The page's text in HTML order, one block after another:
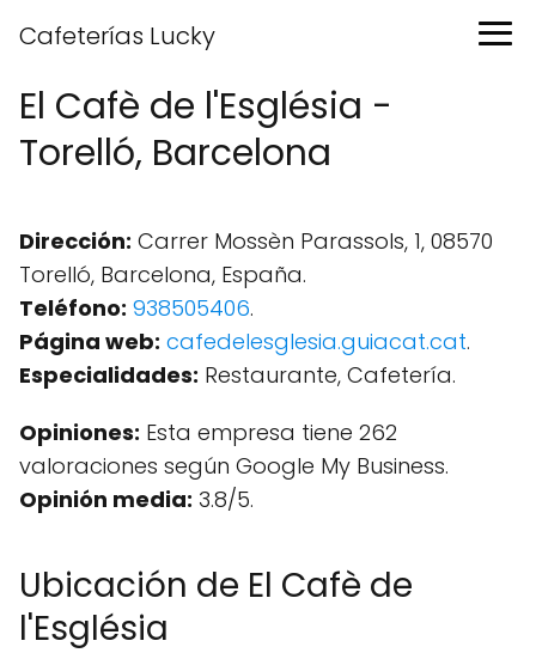
Cafeterías Lucky
El Cafè de l'Església -
Torelló, Barcelona
Dirección: Carrer Mossèn Parassols, 1, 08570
Torelló, Barcelona, España.
Teléfono: 938505406.
Página web: cafedelesglesia.guiacat.cat.
Especialidades: Restaurante, Cafetería.
Opiniones: Esta empresa tiene 262
valoraciones según Google My Business.
Opinión media: 3.8/5.
Ubicación de El Cafè de
l'Església